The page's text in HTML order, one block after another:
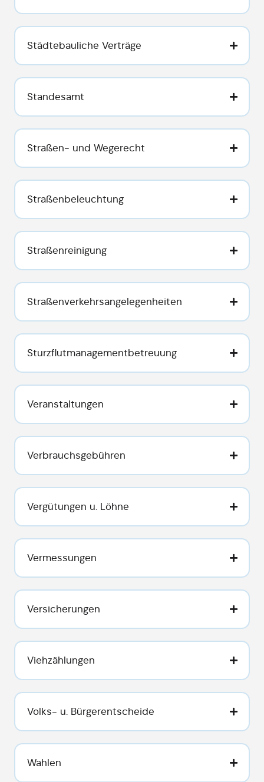
Städtebauliche Verträge
Standesamt
Straßen- und Wegerecht
Straßenbeleuchtung
Straßenreinigung
Straßenverkehrsangelegenheiten
Sturzflutmanagementbetreuung
Veranstaltungen
Verbrauchsgebühren
Vergütungen u. Löhne
Vermessungen
Versicherungen
Viehzählungen
Volks- u. Bürgerentscheide
Wahlen